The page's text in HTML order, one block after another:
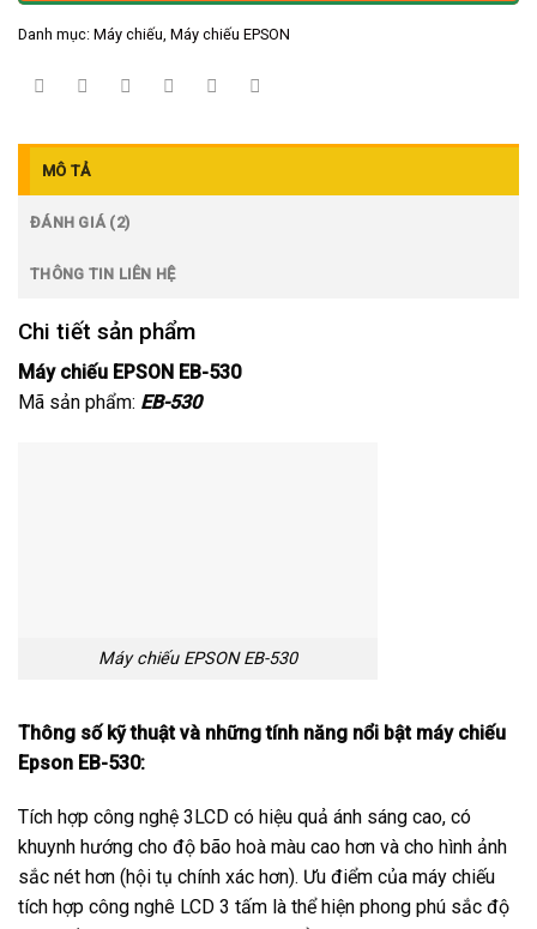
Danh mục: Máy chiếu, Máy chiếu EPSON
MÔ TẢ
ĐÁNH GIÁ (2)
THÔNG TIN LIÊN HỆ
Chi tiết sản phẩm
Máy chiếu EPSON EB-530
Mã sản phẩm: EB-530
Máy chiếu EPSON EB-530
Thông số kỹ thuật và những tính năng nổi bật máy chiếu
Epson EB-530:
Tích hợp công nghệ 3LCD có hiệu quả ánh sáng cao, có
khuynh hướng cho độ bão hoà màu cao hơn và cho hình ảnh
sắc nét hơn (hội tụ chính xác hơn). Ưu điểm của máy chiếu
tích hợp công nghê LCD 3 tấm là thể hiện phong phú sắc độ